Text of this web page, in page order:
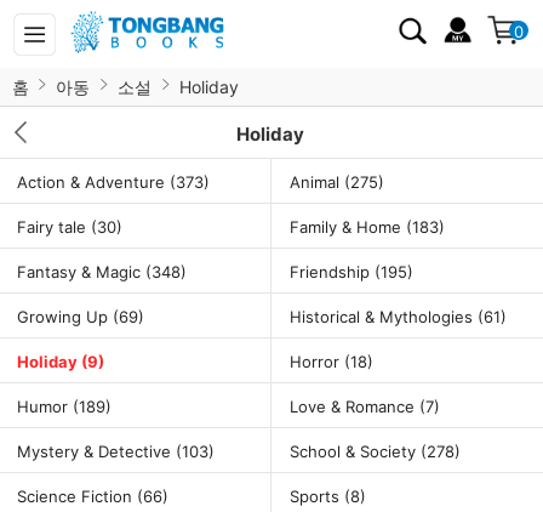
0
홈 아동 소설 Holiday
Holiday
Action & Adventure (373) Animal (275)
Fairy tale (30) Family & Home (183)
Fantasy & Magic (348) Friendship (195)
Growing Up (69) Historical & Mythologies (61)
Holiday (9) Horror (18)
Humor (189) Love & Romance (7)
Mystery & Detective (103) School & Society (278)
Science Fiction (66) Sports (8)